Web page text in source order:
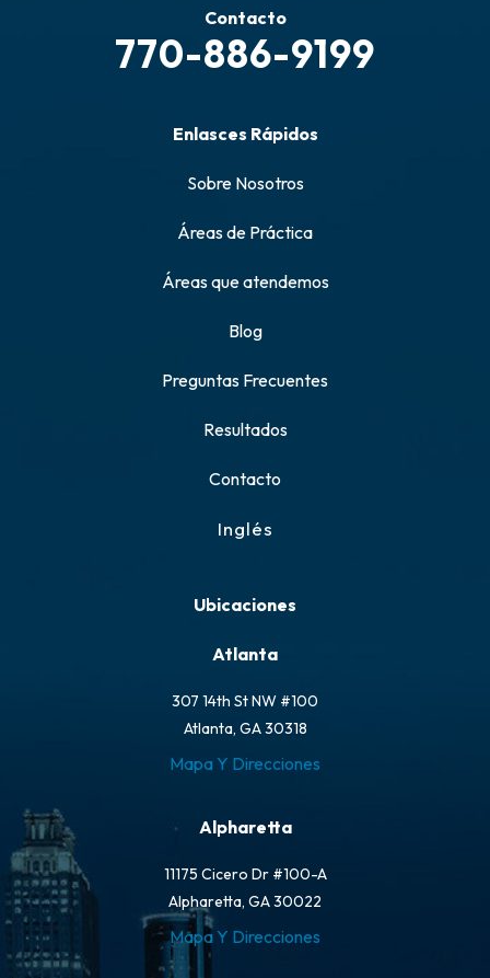
Contacto
770-886-9199
Enlasces Rápidos
Sobre Nosotros
Áreas de Práctica
Áreas que atendemos
Blog
Preguntas Frecuentes
Resultados
Contacto
Inglés
Ubicaciones
Atlanta
307 14th St NW #100
Atlanta, GA 30318
Mapa Y Direcciones
Alpharetta
11175 Cicero Dr #100-A
Alpharetta, GA 30022
Mapa Y Direcciones